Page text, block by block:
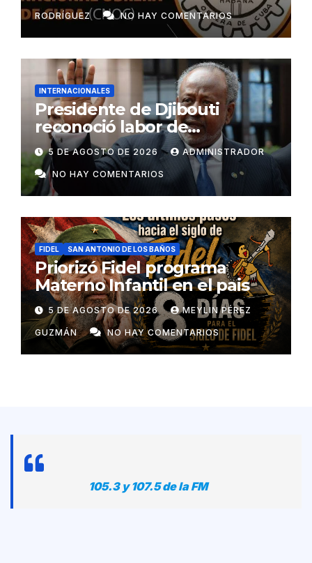
RODRÍGUEZ NO HAY COMENTARIOS
INTERNACIONALES
Presidente de Djibouti
reconoció labor de
colaboradores de Cuba
5 DE AGOSTO DE 2026 ADMINISTRADOR
NO HAY COMENTARIOS
FIDEL SAN ANTONIO DE LOS BAÑOS
Priorizó Fidel programa
Materno Infantil en el pais
5 DE AGOSTO DE 2026 MEYLIN PÉREZ
GUZMÁN NO HAY COMENTARIOS
105.3 y 107.5 de la FM